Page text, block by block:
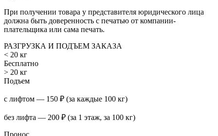
При получении товара у представителя юридического лица
должна быть доверенность с печатью от компании-
плательщика или сама печать.
РАЗГРУЗКА И ПОДЪЕМ ЗАКАЗА
< 20 кг
Бесплатно
> 20 кг
Подъем
с лифтом — 150 ₽ (за каждые 100 кг)
без лифта — 200 ₽ (за 1 этаж, за 100 кг)
Пронос